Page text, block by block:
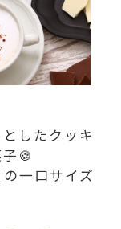
したクッキ
🍪
一口サイズ